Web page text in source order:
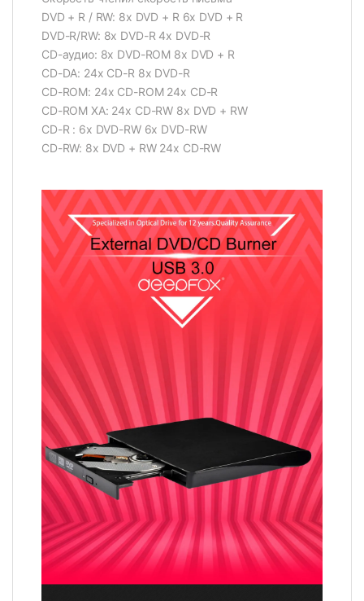
DVD + R / RW: 8x DVD + R 6x DVD + R
DVD-R/RW: 8x DVD-R 4x DVD-R
CD-аудио: 8x DVD-ROM 8x DVD + R
CD-DA: 24x CD-R 8x DVD-R
CD-ROM: 24x CD-ROM 24x CD-R
CD-ROM XA: 24x CD-RW 8x DVD + RW
CD-R : 6x DVD-RW 6x DVD-RW
CD-RW: 8x DVD + RW 24x CD-RW